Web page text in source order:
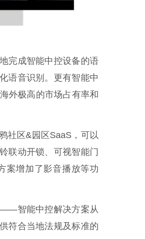
完成智能中控设备的语
语音识别。更有智能中
外极高的市场占有率和
社区&园区SaaS，可以
联动开锁、可视智能门
案增加了影音播放等功
——智能中控解决方案从
符合当地法规及标准的